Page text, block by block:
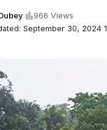
September 30, 2024
966 Views